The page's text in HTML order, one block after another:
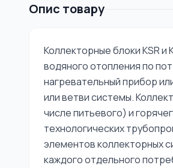
Опис товару
Коллекторные блоки KSR
водяного отопления по
нагревательный прибор
или ветви системы.
числе питьевого) и
технологических
элементов коллекторных
каждого отдельного